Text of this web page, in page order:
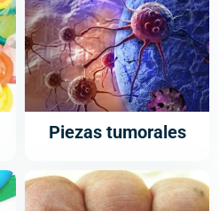
Piezas tumorales